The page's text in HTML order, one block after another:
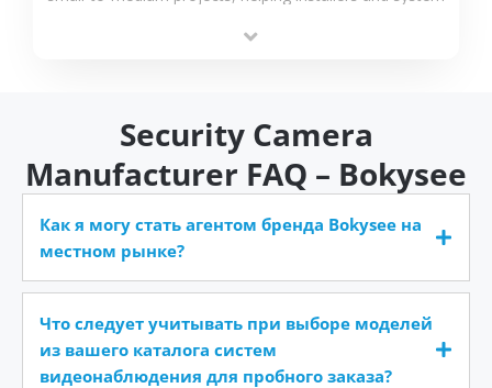
time.
Security Camera
Manufacturer FAQ – Bokysee
Как я могу стать агентом бренда Bokysee на
местном рынке?
Что следует учитывать при выборе моделей
из вашего каталога систем
видеонаблюдения для пробного заказа?